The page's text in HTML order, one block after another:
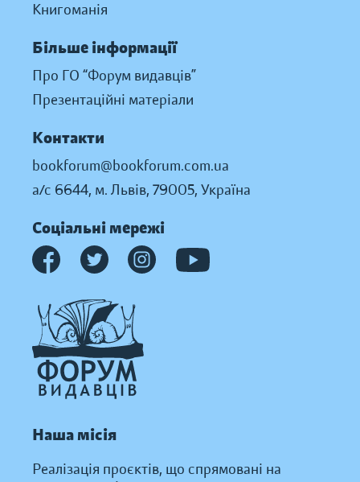
Книгоманія
Більше інформації
Про ГО “Форум видавців”
Презентаційні матеріали
Контакти
bookforum@bookforum.com.ua
а/с 6644, м. Львів, 79005, Україна
Соціальні мережі
Наша місія
Реалізація проєктів, що спрямовані на